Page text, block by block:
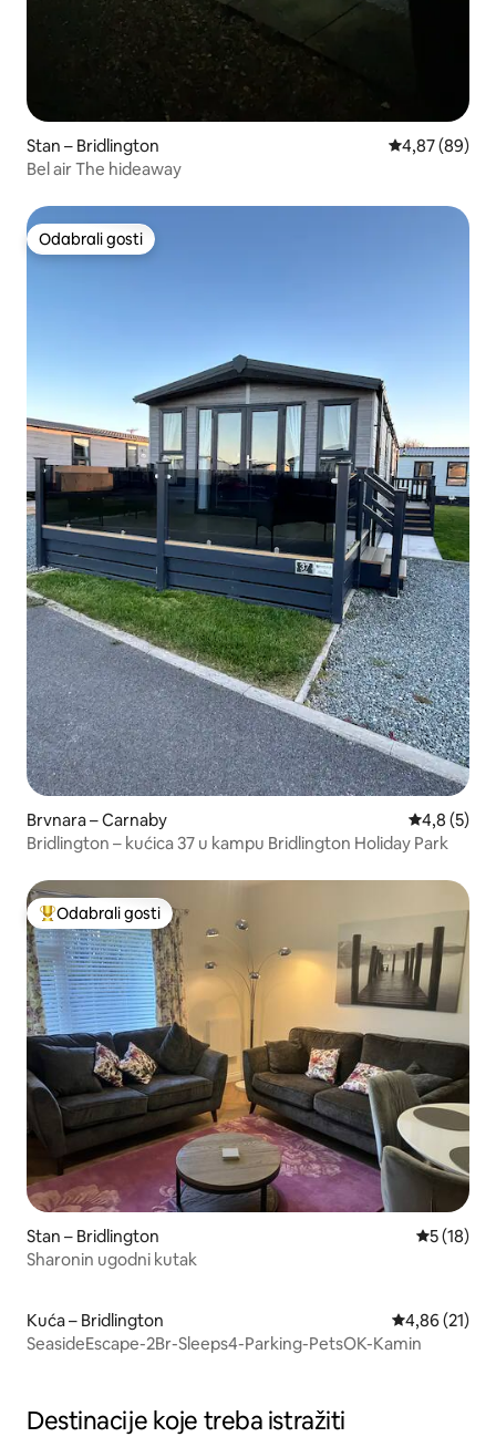
Stan – Bridlington Prosječna
4,87 (89)
Bel air The hideaway
Odabrali gosti
Odabrali gosti
Brvnara – Carnaby Prosječna
4,8 (5)
Bridlington – kućica 37 u kampu Bridlington Holiday Park
Među najviše rangiranima s oznakom „Odabrali gosti”
Odabrali gosti
Stan – Bridlington Prosječna
5 (18)
Sharonin ugodni kutak
Kuća – Bridlington Prosječna
4,86 (21)
SeasideEscape-2Br-Sleeps4-Parking-PetsOK-Kamin
Destinacije koje treba istražiti